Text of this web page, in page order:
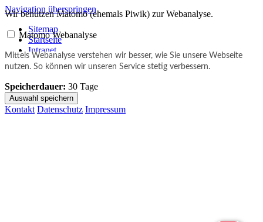
Navigation überspringen
Sitemap
Startseite
Intranet
Wir benutzen Matomo (ehemals Piwik) zur Webanalyse.
Matomo Webanalyse
Mittels Webanalyse verstehen wir besser, wie Sie unsere Webseite
nutzen. So können wir unseren Service stetig verbessern.
Speicherdauer: 30 Tage
Auswahl speichern
Kontakt Datenschutz Impressum